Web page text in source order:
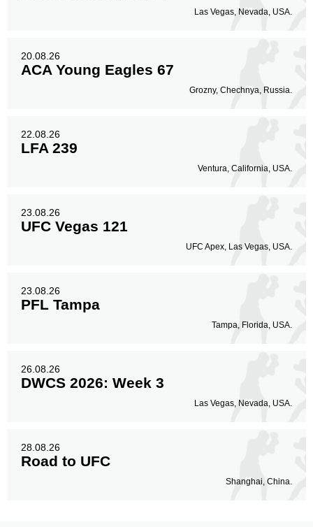
Las Vegas, Nevada, USA.
20.08.26
ACA Young Eagles 67
Grozny, Chechnya, Russia.
22.08.26
LFA 239
Ventura, California, USA.
23.08.26
UFC Vegas 121
UFC Apex, Las Vegas, USA.
23.08.26
PFL Tampa
Tampa, Florida, USA.
26.08.26
DWCS 2026: Week 3
Las Vegas, Nevada, USA.
28.08.26
Road to UFC
Shanghai, China.